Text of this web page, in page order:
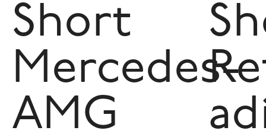
Short
Mercedes-
AMG